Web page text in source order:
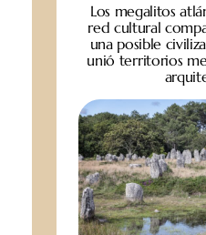
Los megalitos
red cultural
una posible
unió territorios